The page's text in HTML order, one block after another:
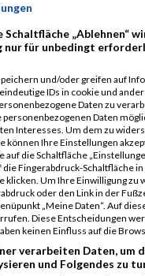
Schaltfläche „Ablehnen“
für unbedingt
und/oder greifen auf
IDs in cookie und
Daten zu
Daten
Interesses. Um dem zu
können Ihre Einstellungen
auf die Schaltfläche
Fingerabdruck-Schaltfläche
klicken. Um Ihre Einwilligung zu
oder den Link in der
„Meine Daten“. Auf
Diese Entscheidungen
keinen Einfluss auf die
verarbeiten Daten, um
und Folgendes zu